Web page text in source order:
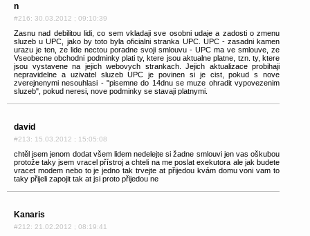
n
#216: 30.03.2012 ; 09:10:39
Zasnu nad debilitou lidi, co sem vkladaji sve osobni udaje a zadosti o zmenu
sluzeb u UPC, jako by toto byla oficialni stranka UPC. UPC - zasadni kamen
urazu je ten, ze lide nectou poradne svoji smlouvu - UPC ma ve smlouve, ze
Vseobecne obchodni podminky plati ty, ktere jsou aktualne platne, tzn. ty, ktere
jsou vystavene na jejich webovych strankach. Jejich aktualizace probihaji
nepravidelne a uzivatel sluzeb UPC je povinen si je cist, pokud s nove
zverejnenymi nesouhlasi - "pisemne do 14dnu se muze ohradit vypovezenim
sluzeb", pokud neresi, nove podminky se stavaji platnymi.
david
#213: 15.03.2012 ; 15:05:08
chtěl jsem jenom dodat všem lidem nedelejte si žadne smlouvi jen vas oškubou
protože taky jsem vracel přístroj a chteli na me poslat exekutora ale jak budete
vracet modem nebo to je jedno tak trvejte at přijedou kvám domu voni vam to
taky přijeli zapojit tak at jsi proto přijedou ne
Kanaris
#212: 21.02.2012 ; 08:19:41